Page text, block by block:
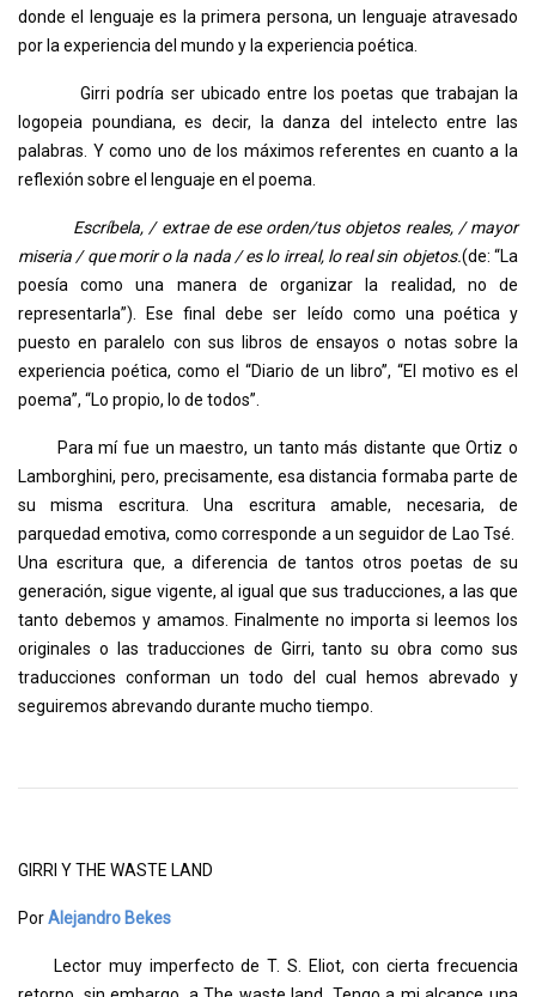
donde el lenguaje es la primera persona, un lenguaje atravesado
por la experiencia del mundo y la experiencia poética.
Girri podría ser ubicado entre los poetas que trabajan la
logopeia poundiana, es decir, la danza del intelecto entre las
palabras. Y como uno de los máximos referentes en cuanto a la
reflexión sobre el lenguaje en el poema.
Escríbela, / extrae de ese orden/tus objetos reales, / mayor
miseria / que morir o la nada / es lo irreal, lo real sin objetos.(de: “La
poesía como una manera de organizar la realidad, no de
representarla”). Ese final debe ser leído como una poética y
puesto en paralelo con sus libros de ensayos o notas sobre la
experiencia poética, como el “Diario de un libro”, “El motivo es el
poema”, “Lo propio, lo de todos”.
Para mí fue un maestro, un tanto más distante que Ortiz o
Lamborghini, pero, precisamente, esa distancia formaba parte de
su misma escritura. Una escritura amable, necesaria, de
parquedad emotiva, como corresponde a un seguidor de Lao Tsé.
Una escritura que, a diferencia de tantos otros poetas de su
generación, sigue vigente, al igual que sus traducciones, a las que
tanto debemos y amamos. Finalmente no importa si leemos los
originales o las traducciones de Girri, tanto su obra como sus
traducciones conforman un todo del cual hemos abrevado y
seguiremos abrevando durante mucho tiempo.
GIRRI Y THE WASTE LAND
PorAlejandro Bekes
Lector muy imperfecto de T. S. Eliot, con cierta frecuencia